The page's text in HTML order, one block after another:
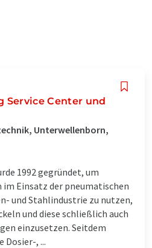
Service Center und
Unterwellenborn,
1992 gegründet, um
Einsatz der pneumatischen
und Stahlindustrie zu nutzen,
und diese schließlich auch
einzusetzen. Seitdem
Dosier-, ...